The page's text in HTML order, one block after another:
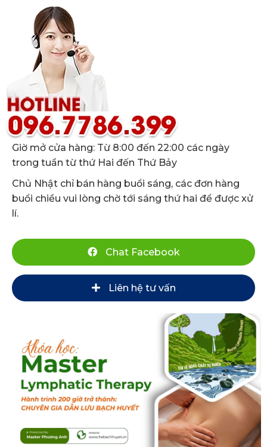
Giờ mở cửa hàng: Từ 8:00 đến 22:00 các ngày
trong tuần từ thứ Hai đến Thứ Bảy
Chủ Nhật chỉ bán hàng buổi sáng, các đơn hàng
buổi chiều vui lòng chờ tới sáng thứ hai để được xử
lí.
Chat Facebook
Liên hệ tư vấn